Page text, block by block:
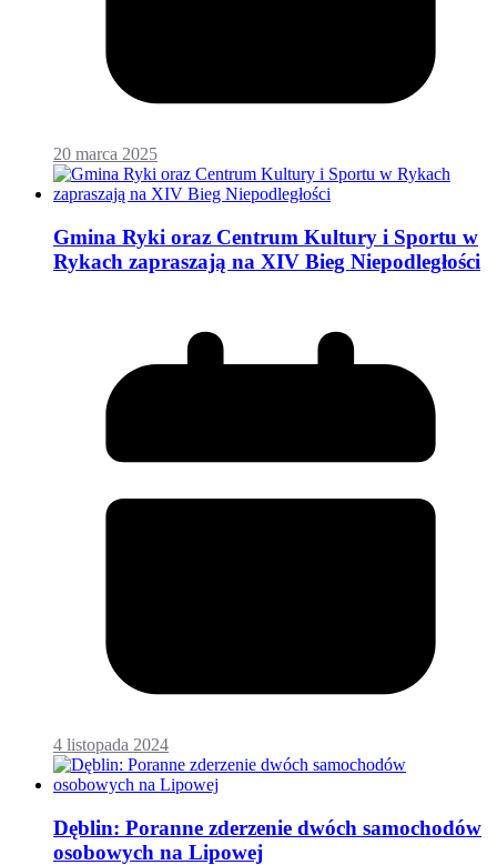
20 marca 2025
Gmina Ryki oraz Centrum Kultury i Sportu w
Rykach zapraszają na XIV Bieg Niepodległości
4 listopada 2024
Dęblin: Poranne zderzenie dwóch samochodów
osobowych na Lipowej